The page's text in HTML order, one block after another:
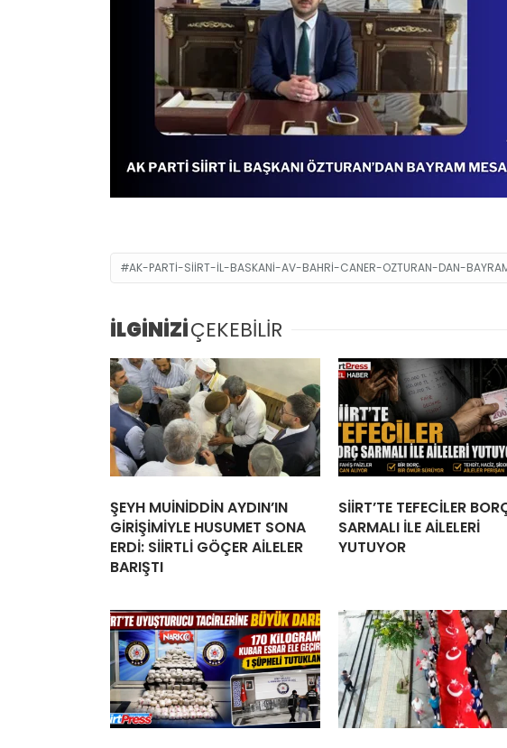
AK-PARTI-SIIRT-IL-BASKANI-AV-BAHRI-CANER-OZTURAN-DAN-
İLGİNİZİÇEKEBİLİR
ŞEYH MUİNİDDİN AYDIN’IN
GİRİŞİMİYLE HUSUMET SONA
ERDİ: SİİRTLİ GÖÇER AİLELER
BARIŞTI
SİİRT’TE TEFECİLER
SARMALI İLE AİLELERİ
YUTUYOR